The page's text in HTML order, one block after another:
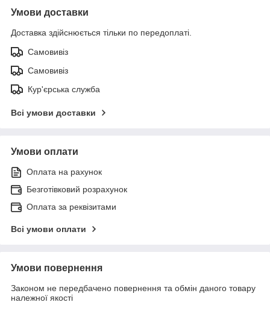
Умови доставки
Доставка здійснюється тільки по передоплаті.
Самовивіз
Самовивіз
Кур'єрська служба
Всі умови доставки
Умови оплати
Оплата на рахунок
Безготівковий розрахунок
Оплата за реквізитами
Всі умови оплати
Умови повернення
Законом не передбачено повернення та обмін даного товару
належної якості